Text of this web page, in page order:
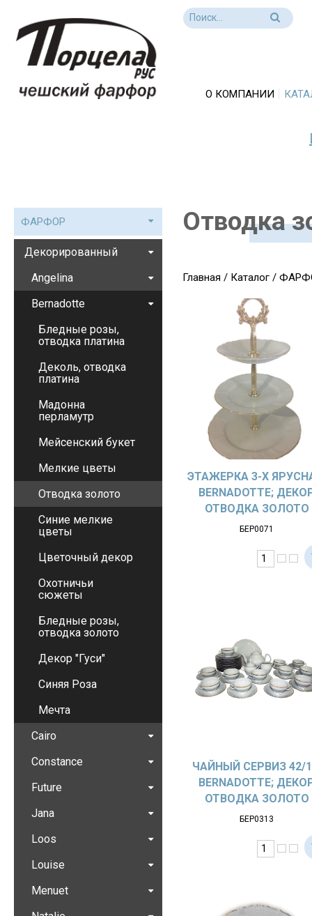
О КОМПАНИИ
Отводка
Главная / Каталог /
ЭТАЖЕРКА 3-Х
BERNADOTTE;
ОТВОДКА ЗОЛОТО
БЕР0071
ЧАЙНЫЙ СЕРВИЗ 42/
BERNADOTTE;
ОТВОДКА ЗОЛОТО
БЕР0313
ФАРФОР
Декорированный
Angelina
Bernadotte
Бледные розы,
отводка платина
Деколь, отводка
платина
Мадонна
перламутр
Мейсенский букет
Мелкие цветы
Отводка золото
Синие мелкие
цветы
Цветочный декор
Охотничьи
сюжеты
Бледные розы,
отводка золото
Декор "Гуси"
Синяя Роза
Мечта
Cairo
Constance
Future
Jana
Loos
Louise
Menuet